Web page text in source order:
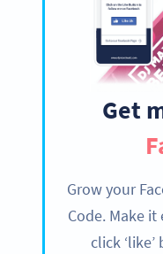
Get
Grow your
Code. Make
click